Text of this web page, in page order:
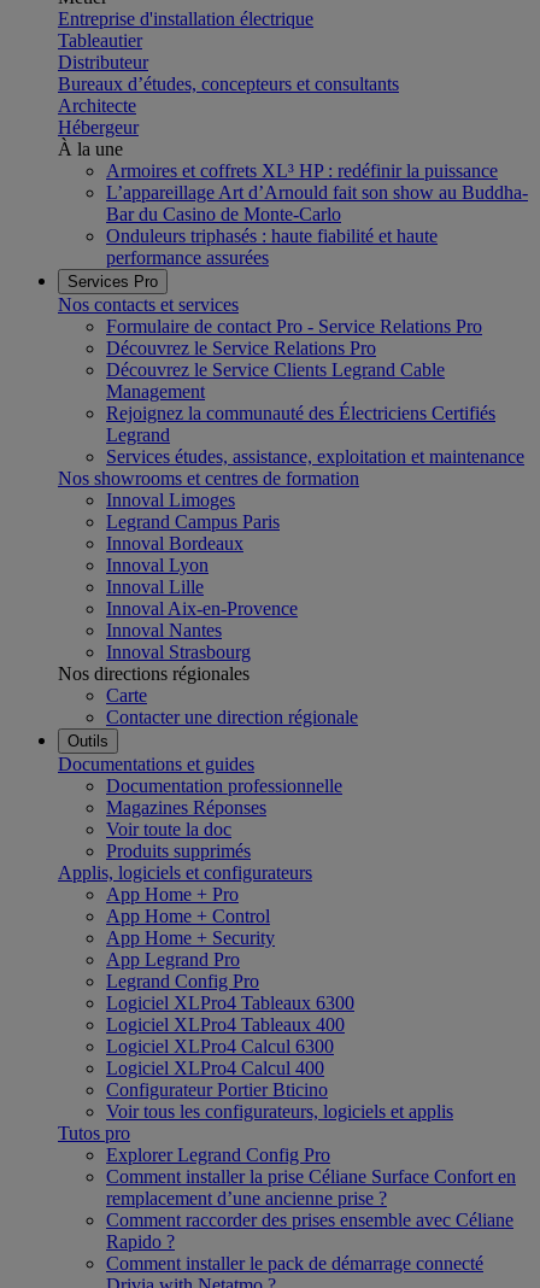
Entreprise d'installation électrique
Tableautier
Distributeur
Bureaux d’études, concepteurs et consultants
Architecte
Hébergeur
À la une
Armoires et coffrets XL³ HP : redéfinir la puissance
L’appareillage Art d’Arnould fait son show au Buddha-
Bar du Casino de Monte-Carlo
Onduleurs triphasés : haute fiabilité et haute
performance assurées
Services Pro
Nos contacts et services
Formulaire de contact Pro - Service Relations Pro
Découvrez le Service Relations Pro
Découvrez le Service Clients Legrand Cable
Management
Rejoignez la communauté des Électriciens Certifiés
Legrand
Services études, assistance, exploitation et maintenance
Nos showrooms et centres de formation
Innoval Limoges
Legrand Campus Paris
Innoval Bordeaux
Innoval Lyon
Innoval Lille
Innoval Aix-en-Provence
Innoval Nantes
Innoval Strasbourg
Nos directions régionales
Carte
Contacter une direction régionale
Outils
Documentations et guides
Documentation professionnelle
Magazines Réponses
Voir toute la doc
Produits supprimés
Applis, logiciels et configurateurs
App Home + Pro
App Home + Control
App Home + Security
App Legrand Pro
Legrand Config Pro
Logiciel XLPro4 Tableaux 6300
Logiciel XLPro4 Tableaux 400
Logiciel XLPro4 Calcul 6300
Logiciel XLPro4 Calcul 400
Configurateur Portier Bticino
Voir tous les configurateurs, logiciels et applis
Tutos pro
Explorer Legrand Config Pro
Comment installer la prise Céliane Surface Confort en
remplacement d’une ancienne prise ?
Comment raccorder des prises ensemble avec Céliane
Rapido ?
Comment installer le pack de démarrage connecté